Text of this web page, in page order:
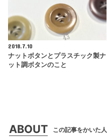
2018.7.10
ナットボタンとプラスチック製ナ
ット調ボタンのこと
ABOUT この記事をかいた人